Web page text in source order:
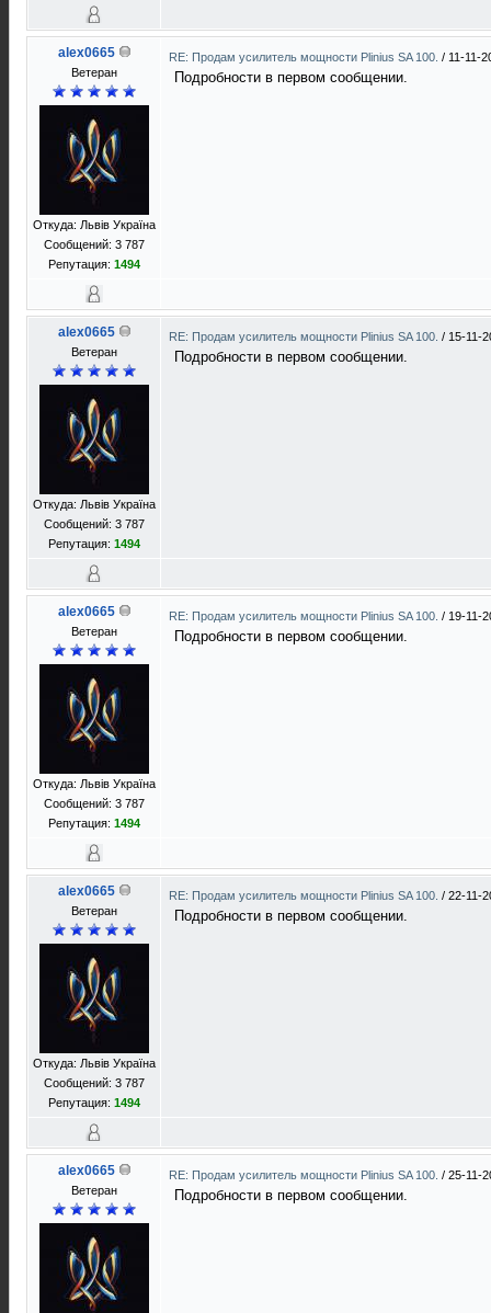
alex0665
Ветеран
Откуда: Львів Україна
Сообщений: 3 787
Репутация: 1494
RE: Продам усилитель мощности Plinius SA 100. / 11-11-
Подробности в первом сообщении.
alex0665
Ветеран
Откуда: Львів Україна
Сообщений: 3 787
Репутация: 1494
RE: Продам усилитель мощности Plinius SA 100. / 15-11-
Подробности в первом сообщении.
alex0665
Ветеран
Откуда: Львів Україна
Сообщений: 3 787
Репутация: 1494
RE: Продам усилитель мощности Plinius SA 100. / 19-11-
Подробности в первом сообщении.
alex0665
Ветеран
Откуда: Львів Україна
Сообщений: 3 787
Репутация: 1494
RE: Продам усилитель мощности Plinius SA 100. / 22-11-
Подробности в первом сообщении.
alex0665
Ветеран
RE: Продам усилитель мощности Plinius SA 100. / 25-11-
Подробности в первом сообщении.